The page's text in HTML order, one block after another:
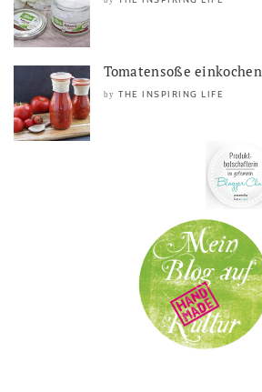
Tomatensoße einkochen
by THE INSPIRING LIFE